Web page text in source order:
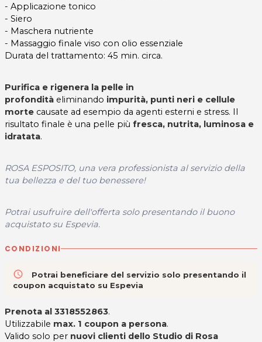
- Applicazione tonico
- Siero
- Maschera nutriente
- Massaggio finale viso con olio essenziale
Durata del trattamento: 45 min. circa.
Purifica e rigenera la pelle in
profondità eliminando impurità, punti neri e cellule
morte causate ad esempio da agenti esterni e stress. Il
risultato finale è una pelle più fresca, nutrita, luminosa e
idratata.
ROSA ESPOSITO, una vera professionista al servizio della
tua bellezza e del tuo benessere!
Potrai usufruire dell'offerta solo presentando il buono
acquistato su Espevia.
CONDIZIONI
access_time
Potrai beneficiare del servizio solo presentando il
coupon acquistato su Espevia
Prenota al 3318552863.
Utilizzabile max. 1 coupon a persona.
Valido solo per nuovi clienti dello Studio di Rosa